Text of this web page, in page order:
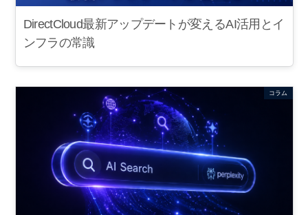
DirectCloud最新アップデートが変えるAI活用とイ
ンフラの常識
コラム